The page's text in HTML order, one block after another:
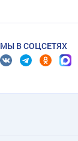
МЫ В СОЦСЕТЯХ